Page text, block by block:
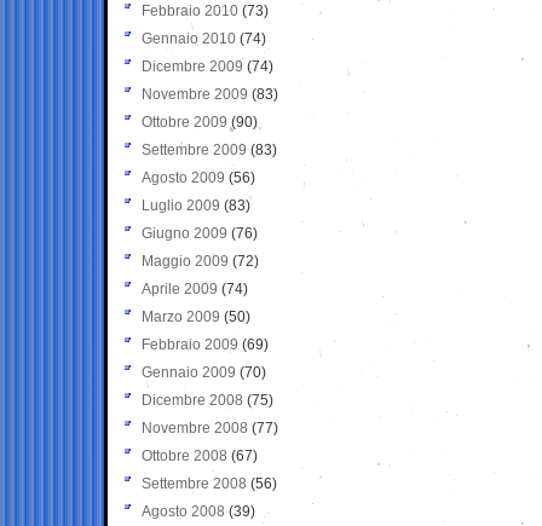
Febbraio 2010 (73)
Gennaio 2010 (74)
Dicembre 2009 (74)
Novembre 2009 (83)
Ottobre 2009 (90)
Settembre 2009 (83)
Agosto 2009 (56)
Luglio 2009 (83)
Giugno 2009 (76)
Maggio 2009 (72)
Aprile 2009 (74)
Marzo 2009 (50)
Febbraio 2009 (69)
Gennaio 2009 (70)
Dicembre 2008 (75)
Novembre 2008 (77)
Ottobre 2008 (67)
Settembre 2008 (56)
Agosto 2008 (39)